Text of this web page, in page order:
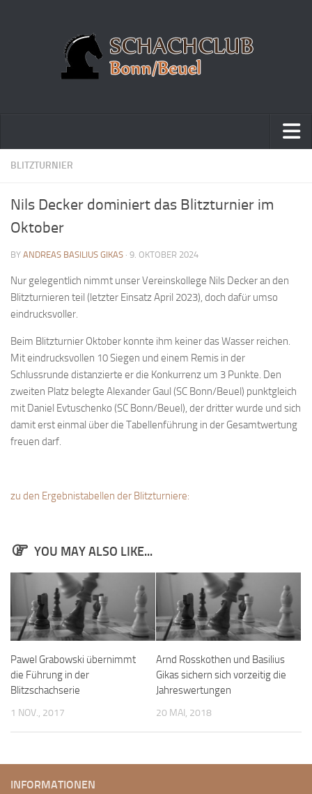
Home
Vereinsmeisterschaft
Vereinspokalturnier
Vereinsschnellschachmeisterschaft
Blitzturnierserie
Schnellturnierserie
Bonner Schnellschachturniere
Mannschaften
1. Mannschaft
2. Mannschaft
4. Mannschaft
Schach online
Termine
Verein
Anfahrt
Vorstand
Mitglieder
Mitglied werden
BLITZTURNIER
Nils Decker dominiert das Blitzturnier im
Oktober
BY ANDREAS BASILIUS GIKAS · 9. OKTOBER 2024
Nur gelegentlich nimmt unser Vereinskollege Nils Decker an den
Blitzturnieren teil (letzter Einsatz April 2023), doch dafür umso
eindrucksvoller.
Beim Blitzturnier Oktober konnte ihm keiner das Wasser reichen.
Mit eindrucksvollen 10 Siegen und einem Remis in der
Schlussrunde distanzierte er die Konkurrenz um 3 Punkte. Den
zweiten Platz belegte Alexander Gaul (SC Bonn/Beuel) punktgleich
mit Daniel Evtuschenko (SC Bonn/Beuel), der dritter wurde und sich
damit erst einmal über die Tabellenführung in der Gesamtwertung
freuen darf.
zu den Ergebnistabellen der Blitzturniere:
YOU MAY ALSO LIKE...
Pawel Grabowski übernimmt
die Führung in der
Blitzschachserie
1 NOV., 2017
Arnd Rosskothen und Basilius
Gikas sichern sich vorzeitig die
Jahreswertungen
20 MAI, 2018
INFORMATIONEN